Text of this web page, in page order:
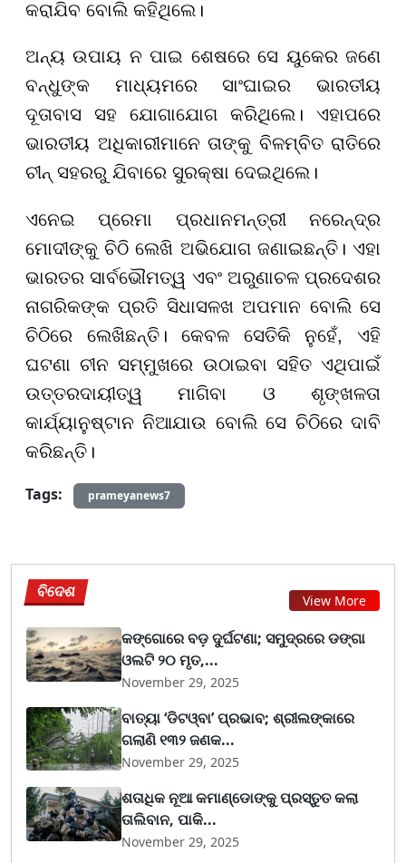
କରାଯିବ ବୋଲି କହିଥିଲେ।
ଅନ୍ୟ ଉପାୟ ନ ପାଇ ଶେଷରେ ସେ ୟୁକେର ଜଣେ
ବନ୍ଧୁଙ୍କ ମାଧ୍ୟମରେ ସାଂଘାଇର ଭାରତୀୟ
ଦୂତାବାସ ସହ ଯୋଗାଯୋଗ କରିଥିଲେ। ଏହାପରେ
ଭାରତୀୟ ଅଧିକାରୀମାନେ ତାଙ୍କୁ ବିଳମ୍ବିତ ରାତିରେ
ଚୀନ୍ ସହରରୁ ଯିବାରେ ସୁରକ୍ଷା ଦେଇଥିଲେ।
ଏନେଇ ପ୍ରେମା ପ୍ରଧାନମନ୍ତ୍ରୀ ନରେନ୍ଦ୍ର
ମୋଦୀଙ୍କୁ ଚିଠି ଲେଖି ଅଭିଯୋଗ ଜଣାଇଛନ୍ତି। ଏହା
ଭାରତର ସାର୍ବଭୌମତ୍ୱ ଏବଂ ଅରୁଣାଚଳ ପ୍ରଦେଶର
ନାଗରିକଙ୍କ ପ୍ରତି ସିଧାସଳଖ ଅପମାନ ବୋଲି ସେ
ଚିଠିରେ ଲେଖିଛନ୍ତି। କେବଳ ସେତିକି ନୁହେଁ, ଏହି
ଘଟଣା ଚୀନ ସମ୍ମୁଖରେ ଉଠାଇବା ସହିତ ଏଥିପାଇଁ
ଉତ୍ତରଦାୟୀତ୍ୱ ମାଗିବା ଓ ଶୃଙ୍ଖଳତା
କାର୍ଯ୍ୟାନୁଷ୍ଟାନ ନିଆଯାଉ ବୋଲି ସେ ଚିଠିରେ ଦାବି
କରିଛନ୍ତି।
Tags: prameyanews7
ବିଦେଶ View More
କଙ୍ଗୋରେ ବଡ଼ ଦୁର୍ଘଟଣା; ସମୁଦ୍ରରେ ଡଙ୍ଗା
ଓଲଟି ୨୦ ମୃତ,...
November 29, 2025
ବାତ୍ୟା ‘ଡିଟଓ୍ବା’ ପ୍ରଭାବ; ଶ୍ରୀଲଙ୍କାରେ
ଗଲାଣି ୧୩୨ ଜଣକ...
November 29, 2025
ଶତାଧିକ ନୂଆ କମାଣ୍ଡୋଙ୍କୁ ପ୍ରସ୍ତୁତ କଲା
ତାଲିବାନ, ପାକି...
November 29, 2025